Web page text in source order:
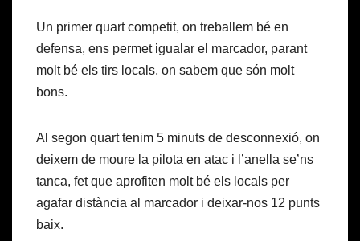
Un primer quart competit, on treballem bé en
defensa, ens permet igualar el marcador, parant
molt bé els tirs locals, on sabem que són molt
bons.
Al segon quart tenim 5 minuts de desconnexió, on
deixem de moure la pilota en atac i l’anella se’ns
tanca, fet que aprofiten molt bé els locals per
agafar distància al marcador i deixar-nos 12 punts
baix.